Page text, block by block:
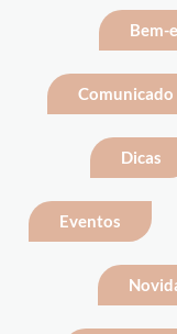
Bem-
Comunicado
Dicas
Eventos